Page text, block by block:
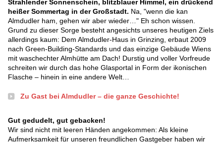
Strahlender Sonnenschein, blitzblauer Himmel, ein drückend
heißer Sommertag in der Großstadt. Na, "wenn die kan
Almdudler ham, gehen wir aber wieder…" Eh schon wissen.
Grund zu dieser Sorge besteht angesichts unseres heutigen Ziels
allerdings kaum: Dem Almdudler-Haus in Grinzing, erbaut 2009
nach Green-Building-Standards und das einzige Gebäude Wiens
mit waschechter Almhütte am Dach! Durstig und voller Vorfreude
schreiten wir durch das hohe Glasportal in Form der ikonischen
Flasche – hinein in eine andere Welt…
Zu Gast bei Almdudler – die ganze Geschichte!
Gut gedudelt, gut gebacken!
Wir sind nicht mit leeren Händen angekommen: Als kleine
Aufmerksamkeit für unseren freundlichen Gastgeber haben wir